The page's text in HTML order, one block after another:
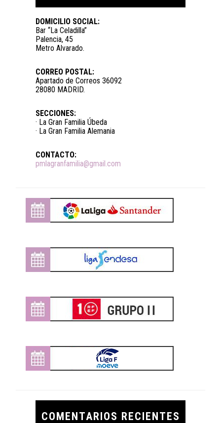
DOMICILIO SOCIAL:
Bar “La Celadilla”
Palencia, 45
Metro Alvarado.
CORREO POSTAL:
Apartado de Correos 36092
28080 MADRID.
SECCIONES:
· La Gran Familia Úbeda
· La Gran Familia Alemania
CONTACTO:
pmlagranfamilia@gmail.com
COMENTARIOS RECIENTES